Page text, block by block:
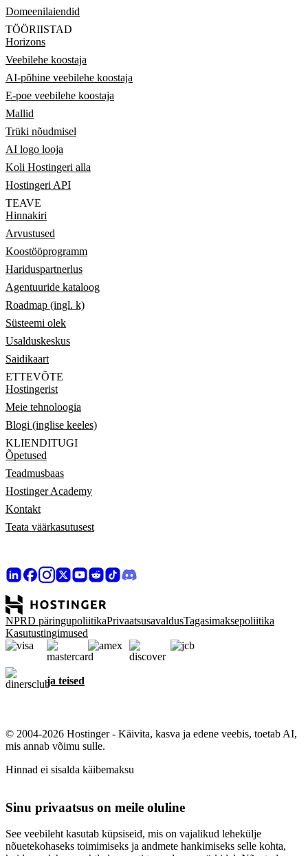
Domeenilaiendid
TÖÖRIISTAD
Horizons
Veebilehe koostaja
AI-põhine veebilehe koostaja
E-poe veebilehe koostaja
Mallid
Trüki nõudmisel
AI logo looja
Koli Hostingeri alla
Hostingeri API
TEAVE
Hinnakiri
Arvustused
Koostööprogramm
Hariduspartnerlus
Agentuuride kataloog
Roadmap (ingl. k)
Süsteemi olek
Usalduskeskus
Saidikaart
ETTEVÕTE
Hostingerist
Meie tehnoloogia
Blogi (inglise keeles)
KLIENDITUGI
Õpetused
Teadmusbaas
Hostinger Academy
Kontakt
Teata väärkasutusest
NPRD päringupoliitikaPrivaatsusavaldusTagasimaksepoliitika
Kasutustingimused
ja teised
© 2004-2026 Hostinger - Käivita, kasva ja edene veebis, toetab AI,
mis annab võimu sulle.
Hinnad ei sisalda käibemaksu
Sinu privaatsus on meile oluline
See veebileht kasutab küpsiseid, mis on vajalikud lehekülje
nõuetekohaseks toimimiseks ja andmete hankimiseks selle kohta,